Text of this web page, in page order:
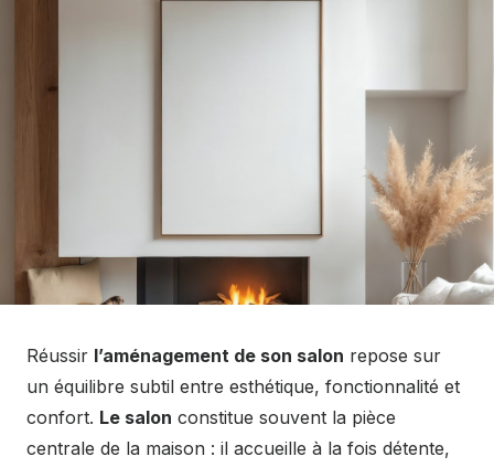
Réussir l’aménagement de son salon repose sur
un équilibre subtil entre esthétique, fonctionnalité et
confort. Le salon constitue souvent la pièce
centrale de la maison : il accueille à la fois détente,